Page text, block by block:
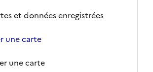
et données enregistrées
une carte
une carte